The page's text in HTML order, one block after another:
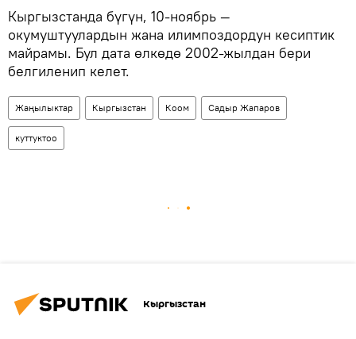
Кыргызстанда бүгүн, 10-ноябрь —
окумуштуулардын жана илимпоздордун кесиптик
майрамы. Бул дата өлкөдө 2002-жылдан бери
белгиленип келет.
Жаңылыктар Кыргызстан Коом Садыр Жапаров
куттуктоо
Кыргызстан